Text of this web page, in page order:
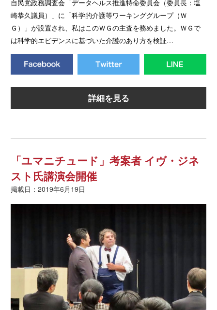
自民党政務調査会「データヘルス推進特命委員会（委員長：塩
崎恭久議員）」に「科学的介護等ワーキンググループ（Ｗ
Ｇ）」が設置され、私はこのＷＧの主査を務めました。ＷＧで
は科学的エビデンスに基づいた介護のあり方を検証…
詳細を見る
「ユマニチュード」考案者 イヴ・ジネ
スト氏講演会開催
掲載日：2019年6月19日